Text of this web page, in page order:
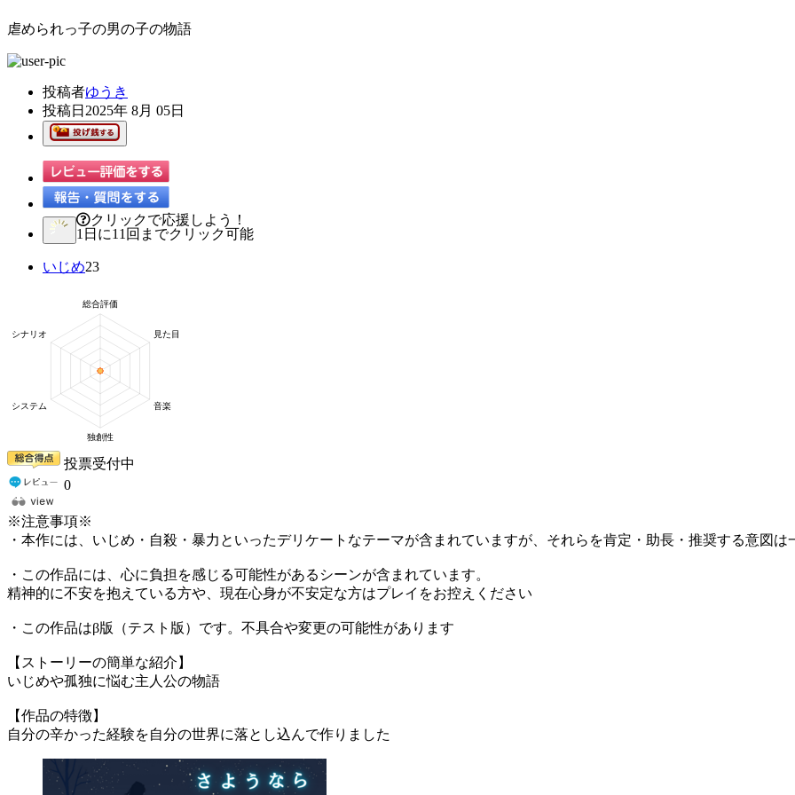
虐められっ子の男の子の物語
投稿者ゆうき
投稿日 2025年 8月 05日
クリックで応援しよう！
1日に11回までクリック可能
いじめ23
投票受付中
0
※注意事項※
・本作には、いじめ・自殺・暴力といったデリケートなテーマが含まれていますが、それらを肯定・助長・推奨する意図は
・この作品には、心に負担を感じる可能性があるシーンが含まれています。
精神的に不安を抱えている方や、現在心身が不安定な方はプレイをお控えください
・この作品はβ版（テスト版）です。不具合や変更の可能性があります
【ストーリーの簡単な紹介】
いじめや孤独に悩む主人公の物語
【作品の特徴】
自分の辛かった経験を自分の世界に落とし込んで作りました